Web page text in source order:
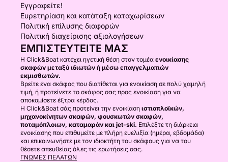
Εγγραφείτε!
Ευρετηρίαση και κατάταξη καταχωρίσεων
Πολιτική επίλυσης διαφορών
Πολιτική διαχείρισης αξιολογήσεων
ΕΜΠΙΣΤΕΥΤΕΊΤΕ ΜΑΣ
Η Click&Boat κατέχει ηγετική θέση στον τομέα ενοικίασης
σκαφών μεταξύ ιδιωτών ή μέσω επαγγελματιών
εκμισθωτών.
Βρείτε ένα σκάφος που διατίθεται για ενοικίαση σε πολύ χαμηλή
τιμή, ή προτείνετε το σκάφος σας προς ενοικίαση για να
αποκομίσετε έξτρα κέρδος.
Η Click&Boat σάς προτείνει την ενοικίαση ιστιοπλοϊκών,
μηχανοκίνητων σκαφών, φουσκωτών σκαφών,
ποταμόπλοιων, καταμαράν και jet-ski. Επιλέξτε τη διάρκεια
ενοικίασης που επιθυμείτε με πλήρη ευελιξία (ημέρα, εβδομάδα)
και επικοινωνήστε με τον ιδιοκτήτη του σκάφους για να του
θέσετε απευθείας όλες τις ερωτήσεις σας.
ΓΝΏΜΕΣ ΠΕΛΑΤΏΝ